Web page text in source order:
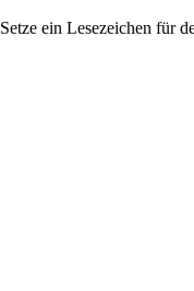
ein Lesezeichen für